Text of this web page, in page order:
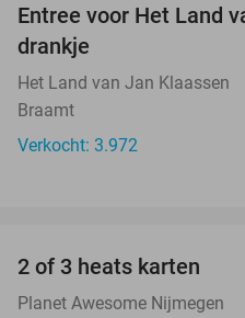
Entree voor Het Land
drankje
Het Land van Jan Klaassen
Braamt
Verkocht: 3.972
2 of 3 heats karten
Planet Awesome Nijmegen